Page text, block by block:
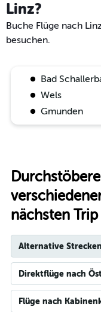
Linz?
Buche Flüge nach
besuchen.
Bad
Wels
Gmunden
nächsten
Alternative Strecken
Direktflüge nach
Flüge nach